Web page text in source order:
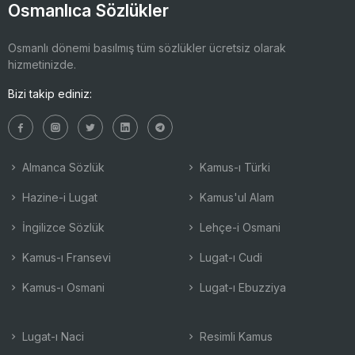
Osmanlıca Sözlükler
Osmanlı dönemi basılmış tüm sözlükler ücretsiz olarak
hizmetinizde.
Bizi takip ediniz:
Almanca Sözlük
Hazine-i Lugat
İngilizce Sözlük
Kamus-ı Fransevi
Kamus-ı Osmani
Kamus-ı Türki
Kamus'ul Alam
Lehçe-i Osmani
Lugat-ı Cudi
Lugat-ı Ebuzziya
Lugat-ı Naci Resimli Kamus